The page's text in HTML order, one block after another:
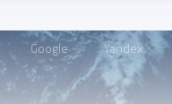
Google Yandex